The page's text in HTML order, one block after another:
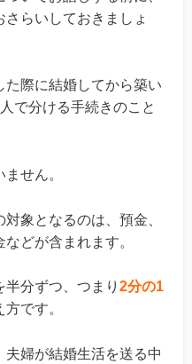
らいしておきましょ
た際に結婚してから築い
で分ける手続きのこと
せん。
象となるのは、預金、
どが含まれます。
分ずつ、つまり 2分の1
です。
夫婦が結婚生活を送る中